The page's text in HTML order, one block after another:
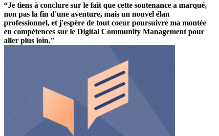
“Je tiens à conclure sur le fait que cette soutenance a marqué,
non pas la fin d'une aventure, mais un nouvel élan
professionnel, et j'espère de tout coeur poursuivre ma montée
en compétences sur le Digital Community Management pour
aller plus loin."